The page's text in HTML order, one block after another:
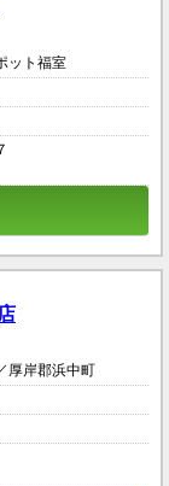
ット福室
厚岸郡浜中町